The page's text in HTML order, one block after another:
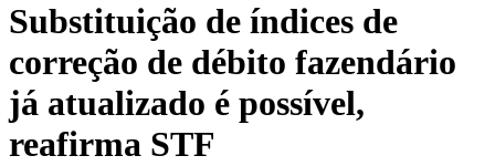
Substituição de índices de
correção de débito fazendário
já atualizado é possível,
reafirma STF